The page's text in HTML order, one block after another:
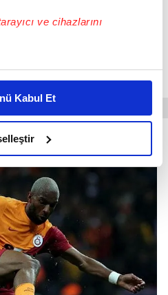
ve cihazlarını
sizlere özel
Bunu yaparken
reklam deneyimi sunmak
sunabilmek adına
ve bu noktada,
noktasında tek gelir
hatırlatmak isteriz.
bu çerezlere izin vermedikleri
reklamlar
için İnternet
Kabul Et
Babel,
ifadelerini kullandı.